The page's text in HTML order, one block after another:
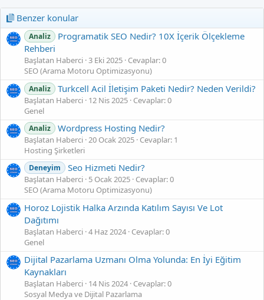
Benzer konular
Analiz
Programatik SEO Nedir? 10X İçerik Ölçekleme
Rehberi
Başlatan Haberci 3 Eki 2025 Cevaplar: 0
SEO (Arama Motoru Optimizasyonu)
Analiz Turkcell Acil İletişim Paketi Nedir? Neden Verildi?
Başlatan Haberci 12 Nis 2025 Cevaplar: 0
Genel
Analiz Wordpress Hosting Nedir?
Başlatan Haberci 20 Ocak 2025 Cevaplar: 1
Hosting Şirketleri
Deneyim Seo Hizmeti Nedir?
Başlatan Haberci 5 Ocak 2025 Cevaplar: 0
SEO (Arama Motoru Optimizasyonu)
Horoz Lojistik Halka Arzında Katılım Sayısı Ve Lot
Dağıtımı
Başlatan Haberci 4 Haz 2024 Cevaplar: 0
Genel
Dijital Pazarlama Uzmanı Olma Yolunda: En İyi Eğitim
Kaynakları
Başlatan Haberci 14 Nis 2024 Cevaplar: 0
Sosyal Medya ve Dijital Pazarlama